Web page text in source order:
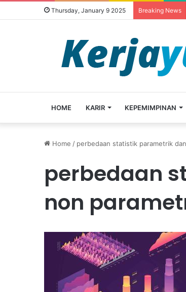
Thursday, January 9 2025 Breaking News
HOME KARIR KEPEMIMPINAN
Home / perbedaan statistik parametrik
perbedaan
non